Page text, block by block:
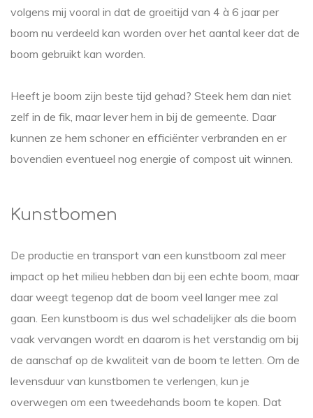
volgens mij vooral in dat de groeitijd van 4 à 6 jaar per
boom nu verdeeld kan worden over het aantal keer dat de
boom gebruikt kan worden.
Heeft je boom zijn beste tijd gehad? Steek hem dan niet
zelf in de fik, maar lever hem in bij de gemeente. Daar
kunnen ze hem schoner en efficiënter verbranden en er
bovendien eventueel nog energie of compost uit winnen.
Kunstbomen
De productie en transport van een kunstboom zal meer
impact op het milieu hebben dan bij een echte boom, maar
daar weegt tegenop dat de boom veel langer mee zal
gaan. Een kunstboom is dus wel schadelijker als die boom
vaak vervangen wordt en daarom is het verstandig om bij
de aanschaf op de kwaliteit van de boom te letten. Om de
levensduur van kunstbomen te verlengen, kun je
overwegen om een tweedehands boom te kopen. Dat